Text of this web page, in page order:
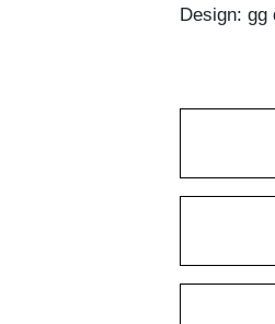
Design: gg